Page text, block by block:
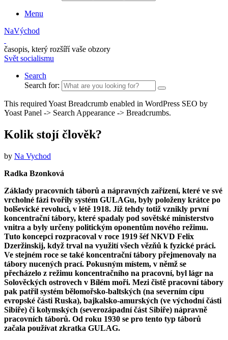
Menu
NaVýchod
časopis, který rozšíří vaše obzory
Svět socialismu
Search
Search for:
This required Yoast Breadcrumb enabled in WordPress SEO by
Yoast Panel -> Search Appearance -> Breadcrumbs.
Kolik stojí člověk?
by Na Vychod
Radka Bzonková
Základy pracovních táborů a nápravných zařízení, které ve své
vrcholné fázi tvořily systém GULAGu, byly položeny krátce po
bolševické revoluci, v létě 1918. Již tehdy totiž vznikly první
koncentrační tábory, které spadaly pod sovětské ministerstvo
vnitra a byly určeny politickým oponentům nového režimu.
Tuto koncepci rozpracoval v roce 1919 šéf NKVD Felix
Dzeržinskij, když trval na využití všech vězňů k fyzické práci.
Ve stejném roce se také koncentrační tábory přejmenovaly na
tábory nucených prací. Pokusným místem, v němž se
přecházelo z režimu koncentračního na pracovní, byl lágr na
Solověckých ostrovech v Bílém moři. Mezi čistě pracovní tábory
pak patřil systém bělomořsko-baltských (na severním cípu
evropské části Ruska), bajkalsko-amurských (ve východní části
Sibiře) či kolymských (severozápadní část Sibiře) nápravně
pracovních táborů. Od roku 1930 se pro tento typ táborů
začala používat zkratka GULAG.